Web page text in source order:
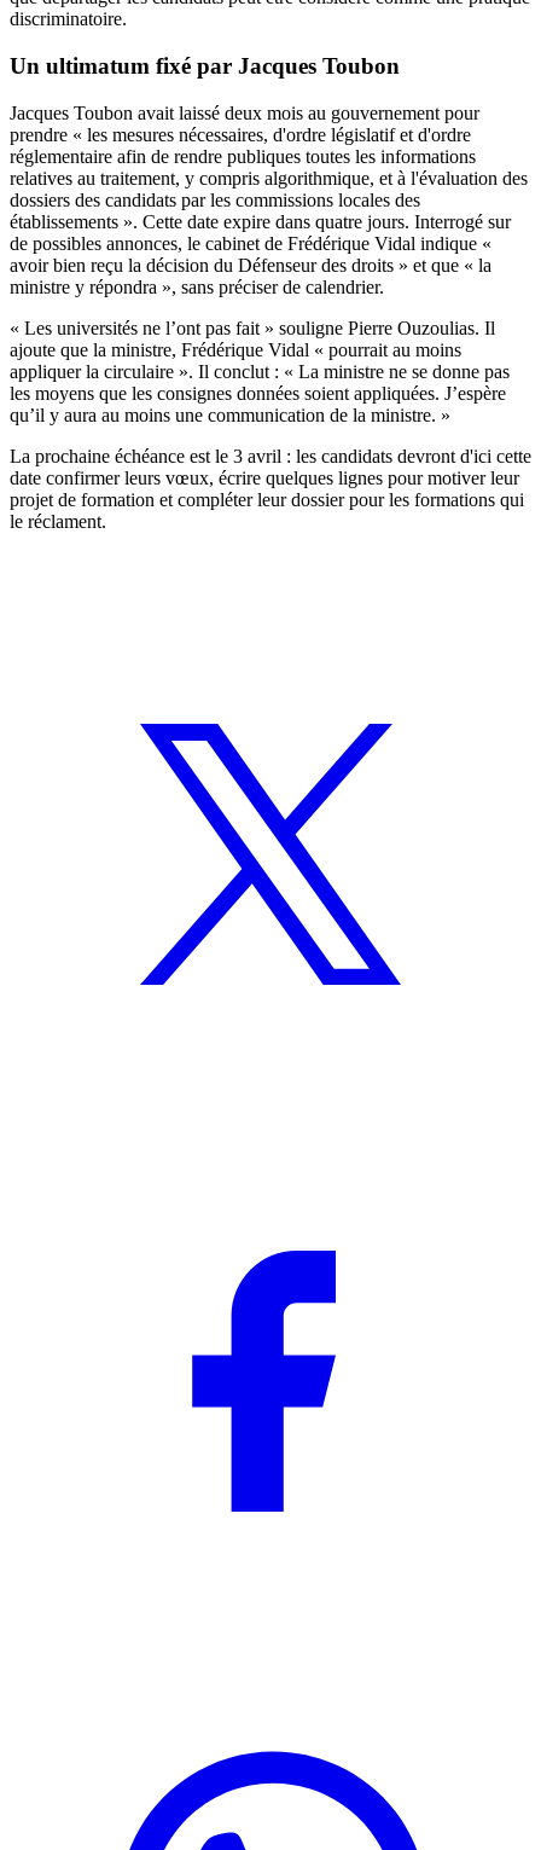
discriminatoire.
Un ultimatum fixé par Jacques Toubon
Jacques Toubon avait laissé deux mois au gouvernement pour
prendre « les mesures nécessaires, d'ordre législatif et d'ordre
réglementaire afin de rendre publiques toutes les informations
relatives au traitement, y compris algorithmique, et à l'évaluation des
dossiers des candidats par les commissions locales des
établissements ». Cette date expire dans quatre jours. Interrogé sur
de possibles annonces, le cabinet de Frédérique Vidal indique «
avoir bien reçu la décision du Défenseur des droits » et que « la
ministre y répondra », sans préciser de calendrier.
« Les universités ne l’ont pas fait » souligne Pierre Ouzoulias. Il
ajoute que la ministre, Frédérique Vidal « pourrait au moins
appliquer la circulaire ». Il conclut : « La ministre ne se donne pas
les moyens que les consignes données soient appliquées. J’espère
qu’il y aura au moins une communication de la ministre. »
La prochaine échéance est le 3 avril : les candidats devront d'ici cette
date confirmer leurs vœux, écrire quelques lignes pour motiver leur
projet de formation et compléter leur dossier pour les formations qui
le réclament.